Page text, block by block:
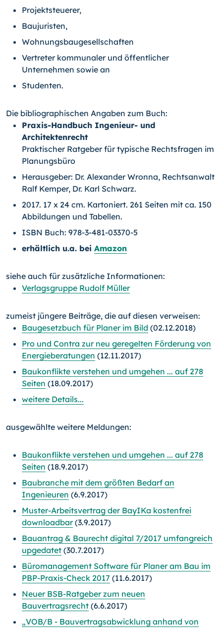
Projektsteuerer,
Baujuristen,
Wohnungsbaugesellschaften
Vertreter kommunaler und öffentlicher
Unternehmen sowie an
Studenten.
Die bibliographischen Angaben zum Buch:
Praxis-Handbuch Ingenieur- und
Architektenrecht
Praktischer Ratgeber für typische Rechtsfragen im
Planungsbüro
Herausgeber: Dr. Alexander Wronna, Rechtsanwalt
Ralf Kemper, Dr. Karl Schwarz.
2017. 17 x 24 cm. Kartoniert. 261 Seiten mit ca. 150
Abbildungen und Tabellen.
ISBN Buch: 978-3-481-03370-5
erhältlich u.a. bei Amazon
siehe auch für zusätzliche Informationen:
Verlagsgruppe Rudolf Müller
zumeist jüngere Beiträge, die auf diesen verweisen:
Baugesetzbuch für Planer im Bild (02.12.2018)
Pro und Contra zur neu geregelten Förderung von
Energieberatungen (12.11.2017)
Baukonflikte verstehen und umgehen ... auf 278
Seiten (18.09.2017)
weitere Details...
ausgewählte weitere Meldungen:
Baukonflikte verstehen und umgehen ... auf 278
Seiten (18.9.2017)
Baubranche mit dem größten Bedarf an
Ingenieuren (6.9.2017)
Muster-Arbeitsvertrag der BayIKa kostenfrei
downloadbar(3.9.2017)
Bauantrag & Baurecht digital 7/2017 umfangreich
upgedatet (30.7.2017)
Büromanagement Software für Planer am Bau im
PBP-Praxis-Check 2017 (11.6.2017)
Neuer BSB-Ratgeber zum neuen
Bauvertragsrecht (6.6.2017)
„VOB/B - Bauvertragsabwicklung anhand von